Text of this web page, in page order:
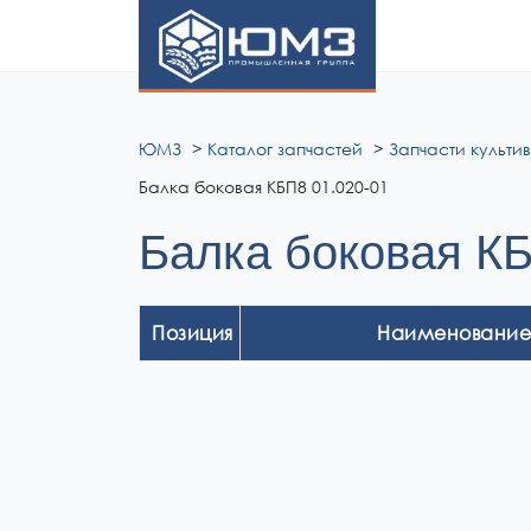
ЮМЗ Каталог запчастей Запчасти
Балка боковая КБП8 01.020-01
Балка боковая
Позиция Наименование